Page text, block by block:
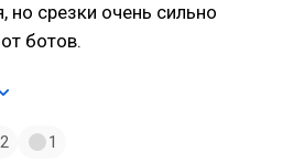
но срезки очень сильно
ботов.
2 1